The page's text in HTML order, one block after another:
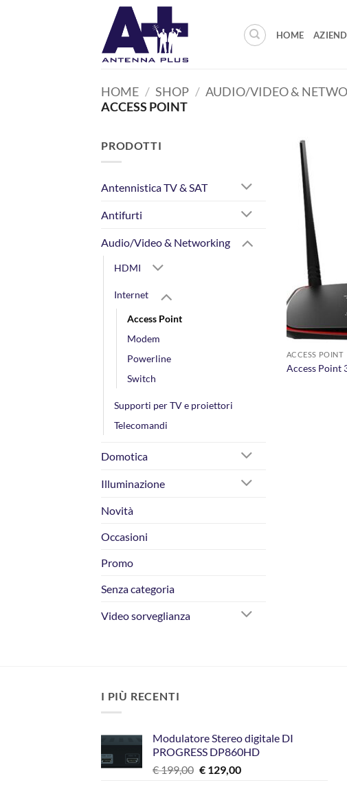
HOME
HOME / SHOP / AUDIO/VIDEO &
ACCESS POINT
PRODOTTI
Antennistica TV & SAT
Antifurti
Audio/Video & Networking
HDMI
Internet
Access Point
Modem
Powerline
Switch
Supporti per TV e proiettori
Telecomandi
Domotica
Illuminazione
Novità
Occasioni
Promo
Senza categoria
Video sorveglianza
ACCESS POINT
Access Point
I PIÙ RECENTI
Modulatore Stereo digitale DI
PROGRESS DP860HD
€199,00 Il
€129,00Il